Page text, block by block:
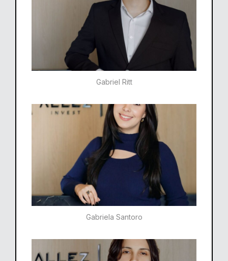
Gabriel Ritt
Gabriela Santoro​